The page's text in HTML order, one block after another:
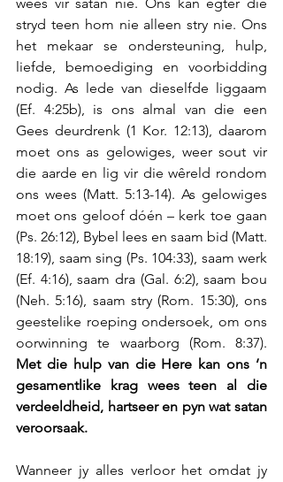
wees vir satan nie. Ons kan egter die
stryd teen hom nie alleen stry nie. Ons
het mekaar se ondersteuning, hulp,
liefde, bemoediging en voorbidding
nodig. As lede van dieselfde liggaam
(Ef. 4:25b), is ons almal van die een
Gees deurdrenk (1 Kor. 12:13), daarom
moet ons as gelowiges, weer sout vir
die aarde en lig vir die wêreld rondom
ons wees (Matt. 5:13-14). As gelowiges
moet ons geloof dóén – kerk toe gaan
(Ps. 26:12), Bybel lees en saam bid (Matt.
18:19), saam sing (Ps. 104:33), saam werk
(Ef. 4:16), saam dra (Gal. 6:2), saam bou
(Neh. 5:16), saam stry (Rom. 15:30), ons
geestelike roeping ondersoek, om ons
Met die hulp van die Here kan ons ‘n
gesamentlike krag wees teen al die
verdeeldheid, hartseer en pyn wat satan
veroorsaak.
Wanneer jy alles verloor het omdat jy